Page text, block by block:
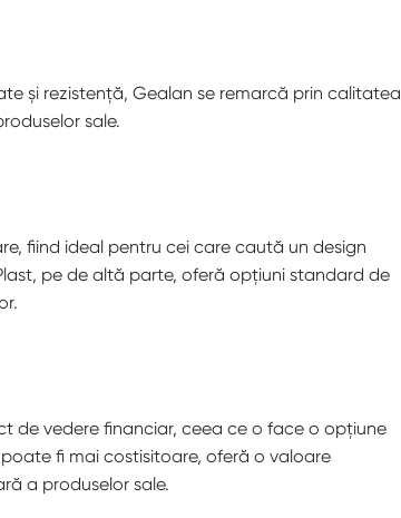
și rezistență, Gealan se remarcă prin calitatea
sale.
fiind ideal pentru cei care caută un design
pe de altă parte, oferă opțiuni standard de
de vedere financiar, ceea ce o face o opțiune
fi mai costisitoare, oferă o valoare
a produselor sale.